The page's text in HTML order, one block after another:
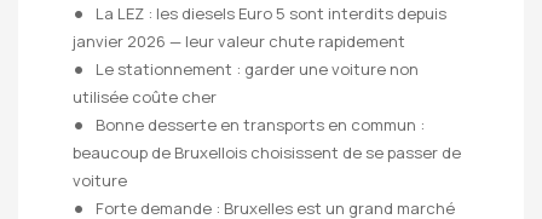
La LEZ : les diesels Euro 5 sont interdits depuis
janvier 2026 — leur valeur chute rapidement
Le stationnement : garder une voiture non
utilisée coûte cher
Bonne desserte en transports en commun :
beaucoup de Bruxellois choisissent de se passer de
voiture
Forte demande : Bruxelles est un grand marché